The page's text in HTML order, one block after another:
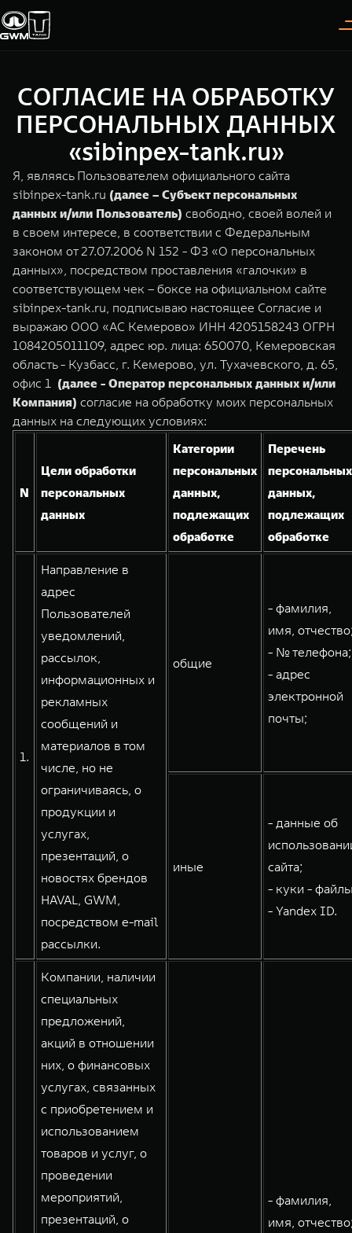
Модели
TANK 300
Следуй за открытиями
от 3 999 000 ₽
TANK 400
За пределы возможного
от 5 599 000 ₽
TANK 500
Веди за собой
TANK 700
Сила признания
от 10 199 000 ₽
WEY 07
Расширяя границы комфорта
от 6 149 000 ₽ от 5 699 000 ₽
WEY 80
Масштаб возможностей
от 6 449 000 ₽
WEY 80 Лаундж
Покупателям
ВЫБОР АВТОМОБИЛЯ
Спецпредложения
Конфигуратор
Тест-драйв
Зарядные станции
ПОКУПКА АВТОМОБИЛЯ
TANK Финансы
Корпоративным клиентам
TANK ФИНАНСЫ
TANK Кредит
TANK Лизинг
Владельцам
ГАРАНТИЯ И ПОДДЕРЖКА
Гарантия
Помощь на дороге
Калькулятор ТО
Нулевое ТО
Сервис
Специальные предложения
Моторные масла
ЦИФРОВЫЕ СЕРВИСЫ TANK
Цифровые сервисы TANK
О дилере
ИНФОРМАЦИЯ
О нас
35 лет GWM
GWM ТЕХ ДЕНЬ
Новости
СОГЛАСИЕ НА ОБРАБОТКУ
ПЕРСОНАЛЬНЫХ ДАННЫХ
«sibinpex-tank.ru»
Я, являясь Пользователем официального сайта
sibinpex-tank.ru (далее – Субъект персональных
данных и/или Пользователь) свободно, своей волей и
в своем интересе, в соответствии с Федеральным
законом от 27.07.2006 N 152 - ФЗ «О персональных
данных», посредством проставления «галочки» в
соответствующем чек – боксе на официальном сайте
sibinpex-tank.ru, подписываю настоящее Согласие и
выражаю ООО «АС Кемерово» ИНН 4205158243 ОГРН
1084205011109, адрес юр. лица: 650070, Кемеровская
область - Кузбасс, г. Кемерово, ул. Тухачевского, д. 65,
офис 1 (далее - Оператор персональных данных и/или
Компания) согласие на обработку моих персональных
данных на следующих условиях:
N
Цели обработки
персональных
данных
Категории
персональных
данных,
подлежащих
обработке
Перечень
персональных
данных,
подлежащих
обработке
1.
Направление в
адрес
Пользователей
уведомлений,
рассылок,
информационных и
рекламных
сообщений и
материалов в том
числе, но не
ограничиваясь, о
продукции и
услугах,
презентаций, о
новостях брендов
HAVAL, GWM,
посредством e-mail
рассылки.
общие
- фамилия,
имя,
- № телефона;
- адрес
электронной
почты;
иные
- данные об
сайта;
- куки -
- Yandex ID.
Компании, наличии
специальных
предложений,
акций в отношении
них, о финансовых
услугах, связанных
с приобретением и
использованием
товаров и услуг, о
проведении
мероприятий,
презентаций, о
- фамилия,
имя,